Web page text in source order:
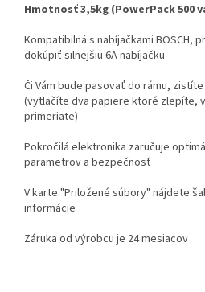
Hmotnosť 3,5kg (PowerPack 500
Kompatibilná s nabíjačkami BOSCH,
dokúpiť silnejšiu 6A nabíjačku
Či Vám bude pasovať do rámu, zistíte
(vytlačíte dva papiere ktoré zlepíte,
primeriate)
Pokročilá elektronika zaručuje
parametrov a bezpečnosť
V karte "Priložené súbory" nájdete
informácie
Záruka od výrobcu je 24 mesiacov